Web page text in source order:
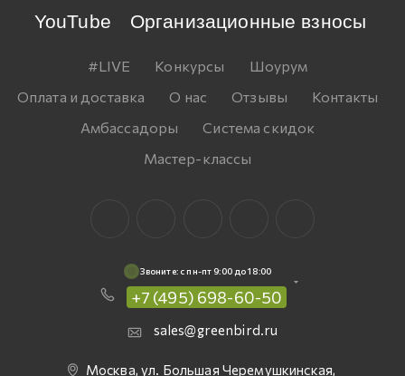
YouTube
Организационные взносы
#LIVE Конкурсы
Шоурум
Оплата и доставка
О нас Отзывы
Контакты
Амбассадоры
Система скидок
Мастер-классы
Звоните: c пн-пт 9:00 до 18:00
+7 (495) 698-60-50
sales@greenbird.ru
Москва, ул. Большая Черемушкинская,